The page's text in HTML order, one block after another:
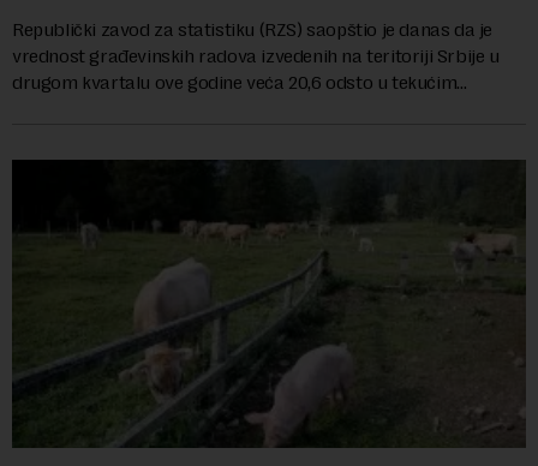
Republički zavod za statistiku (RZS) saopštio je danas da je
vrednost građevinskih radova izvedenih na teritoriji Srbije u
drugom kvartalu ove godine veća 20,6 odsto u tekućim